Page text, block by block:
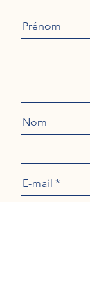
Prénom
Nom
E-mail